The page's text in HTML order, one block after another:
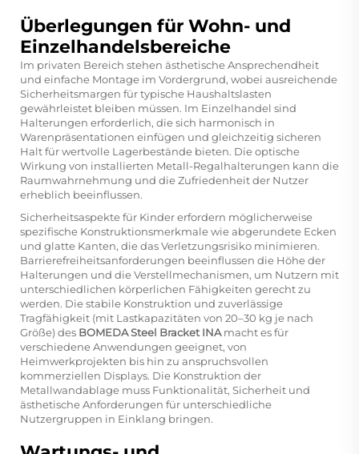
Überlegungen für Wohn- und
Einzelhandelsbereiche
Im privaten Bereich stehen ästhetische Ansprechendheit
und einfache Montage im Vordergrund, wobei ausreichende
Sicherheitsmargen für typische Haushaltslasten
gewährleistet bleiben müssen. Im Einzelhandel sind
Halterungen erforderlich, die sich harmonisch in
Warenpräsentationen einfügen und gleichzeitig sicheren
Halt für wertvolle Lagerbestände bieten. Die optische
Wirkung von installierten Metall-Regalhalterungen kann die
Raumwahrnehmung und die Zufriedenheit der Nutzer
erheblich beeinflussen.
Sicherheitsaspekte für Kinder erfordern möglicherweise
spezifische Konstruktionsmerkmale wie abgerundete Ecken
und glatte Kanten, die das Verletzungsrisiko minimieren.
Barrierefreiheitsanforderungen beeinflussen die Höhe der
Halterungen und die Verstellmechanismen, um Nutzern mit
unterschiedlichen körperlichen Fähigkeiten gerecht zu
werden. Die stabile Konstruktion und zuverlässige
Tragfähigkeit (mit Lastkapazitäten von 20–30 kg je nach
Größe) des BOMEDA Steel Bracket INAmacht es für
verschiedene Anwendungen geeignet, von
Heimwerkprojekten bis hin zu anspruchsvollen
kommerziellen Displays. Die Konstruktion der
Metallwandablage muss Funktionalität, Sicherheit und
ästhetische Anforderungen für unterschiedliche
Nutzergruppen in Einklang bringen.